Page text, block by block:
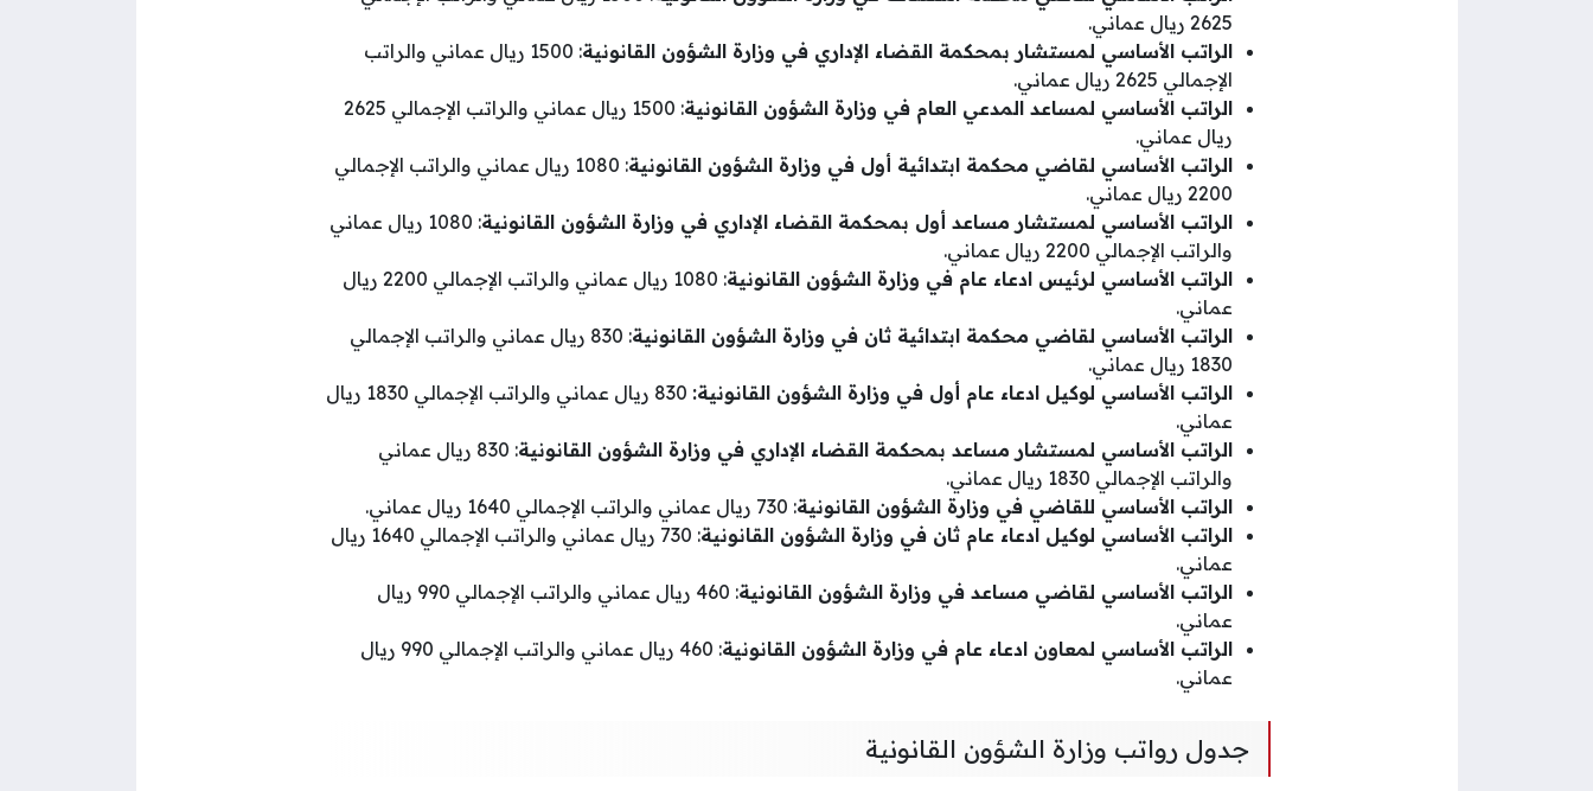
2625 ريال عماني.
الراتب الأساسي لمستشار بمحكمة القضاء الإداري في وزارة الشؤون القانونية
: 1500 ريال عماني والراتب
الإجمالي 2625 ريال عماني.
الراتب الأساسي لمساعد المدعي العام في وزارة الشؤون القانونية
: 1500 ريال عماني والراتب الإجمالي 2625
ريال عماني.
الراتب الأساسي لقاضي محكمة ابتدائية أول في وزارة الشؤون القانونية
: 1080 ريال عماني والراتب الإجمالي
2200 ريال عماني.
الراتب الأساسي لمستشار مساعد أول بمحكمة القضاء الإداري في وزارة الشؤون القانونية
: 1080 ريال عماني
والراتب الإجمالي 2200 ريال عماني.
الراتب الأساسي لرئيس ادعاء عام في وزارة الشؤون القانونية
: 1080 ريال عماني والراتب الإجمالي 2200 ريال
عماني.
الراتب الأساسي لقاضي محكمة ابتدائية ثان في وزارة الشؤون القانونية
: 830 ريال عماني والراتب الإجمالي
1830 ريال عماني.
الراتب الأساسي لوكيل ادعاء عام أول في وزارة الشؤون القانونية:
830 ريال عماني والراتب الإجمالي 1830 ريال
عماني.
الراتب الأساسي لمستشار مساعد بمحكمة القضاء الإداري في وزارة الشؤون القانونية
: 830 ريال عماني
والراتب الإجمالي 1830 ريال عماني.
الراتب الأساسي للقاضي في وزارة الشؤون القانونية: 730 ريال عماني والراتب الإجمالي 1640 ريال عماني.
الراتب الأساسي لوكيل ادعاء عام ثان في وزارة الشؤون القانونية
: 730 ريال عماني والراتب الإجمالي 1640 ريال
عماني.
الراتب الأساسي لقاضي مساعد في وزارة الشؤون القانونية
: 460 ريال عماني والراتب الإجمالي 990 ريال
عماني.
الراتب الأساسي لمعاون ادعاء عام في وزارة الشؤون القانونية
: 460 ريال عماني والراتب الإجمالي 990 ريال
عماني.
جدول رواتب وزارة الشؤون القانونية